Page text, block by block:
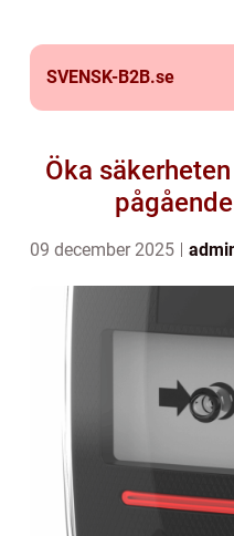
SVENSK-B2B.se
Öka
09 december 2025